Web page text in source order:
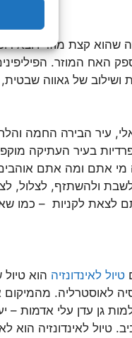
קצת מוזר ויוצא
ושילוב של גאווה
עיר הבירה החמה
בעיר העתיקה
אתם ומה אתם
ולהשתזף, לצלול,
לצאת לקניות – כמו
טיול לאינדונזיה
לאוסטרליה. מהמיקום
גן עדן עלי אדמות –
טיול לאינדונזיה